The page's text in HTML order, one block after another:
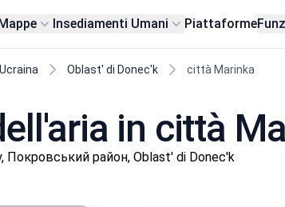
Insediamenti Umani Piattaforme
Oblast' di Donec'k città Marinka
in città
Покровський район, Oblast' di Donec'k